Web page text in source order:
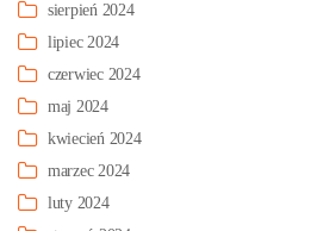
sierpień 2024
lipiec 2024
czerwiec 2024
maj 2024
kwiecień 2024
marzec 2024
luty 2024